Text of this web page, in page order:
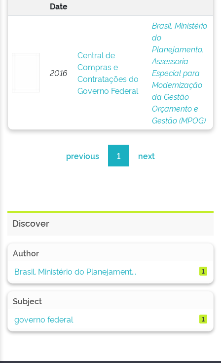
Date
2016
Central de
Compras e
Contratações do
Governo Federal
Brasil. Ministério
do
Planejamento,
Assessoria
Especial para
Modernização
da Gestão
Orçamento e
Gestão (MPOG)
previous 1 next
Discover
Author
Brasil. Ministério do Planejament...
1
Subject
governo federal
1